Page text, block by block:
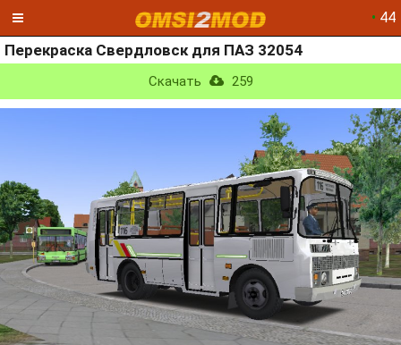
• 44
Перекраска Свердловск для ПАЗ 32054
Скачать 259